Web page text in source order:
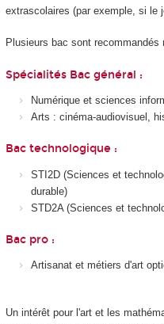
extrascolaires (par exemple, si le
Plusieurs bac sont recommandés
Spécialités Bac général :
Numérique et sciences
Arts : cinéma-audiovisuel,
Bac technologique :
STI2D (Sciences et
durable)
STD2A (Sciences et
Bac pro :
Artisanat et métiers d'art
Un intérêt pour l'art et les